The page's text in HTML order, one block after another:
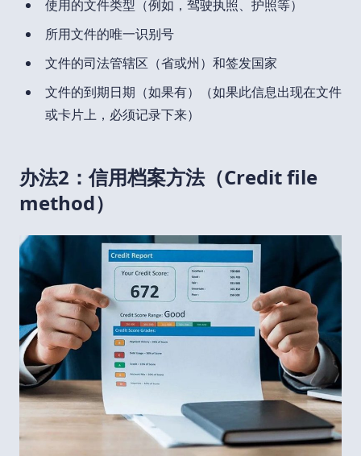
使用的文件类型（例如，驾驶执照、护照等）
所用文件的唯一识别号
文件的司法管辖区（省或州）和签发国家
文件的到期日期（如果有）（如果此信息出现在文件
或卡片上，必须记录下来）
办法2：信用档案方法（Credit file
method）